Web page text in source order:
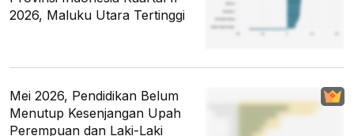
2026, Maluku Utara Tertinggi
Mei 2026, Pendidikan Belum
Menutup Kesenjangan Upah
Perempuan dan Laki-Laki